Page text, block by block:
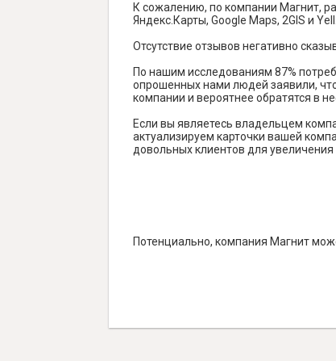
К сожалению, по компании Магнит,
Яндекс.Карты, Google Maps, 2GIS и Yell.
Отсутствие отзывов негативно
По нашим исследованиям 87%
опрошенных нами людей заявили,
компании и вероятнее обратятся в
Если вы являетесь владельцем
актуализируем карточки вашей
довольных клиентов для увеличения
Потенциально, компания Магнит